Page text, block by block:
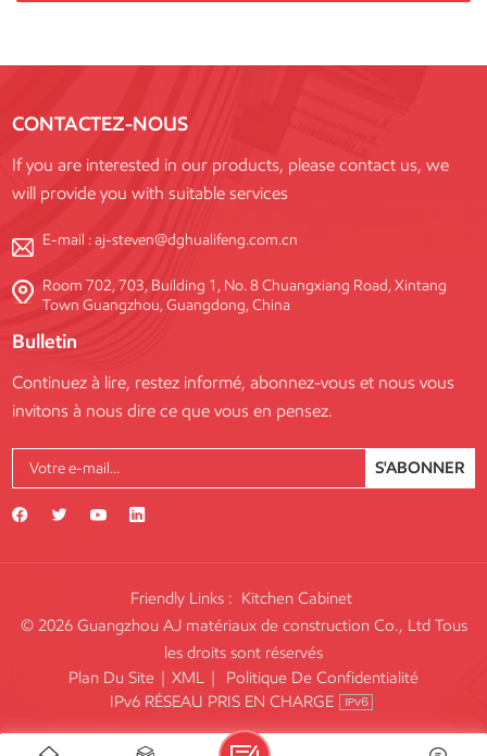
CONTACTEZ-NOUS
If you are interested in our products, please contact us, we
will provide you with suitable services
E-mail :aj-steven@dghualifeng.com.cn
Room 702, 703, Building 1, No. 8 Chuangxiang Road, Xintang
Town Guangzhou, Guangdong, China
Bulletin
Continuez à lire, restez informé, abonnez-vous et nous vous
invitons à nous dire ce que vous en pensez.
S'ABONNER
Friendly Links : Kitchen Cabinet
© 2026 Guangzhou AJ matériaux de construction Co., Ltd Tous
les droits sont réservés
Plan Du Site | XML |
Politique De Confidentialité
IPv6 RÉSEAU PRIS EN CHARGE